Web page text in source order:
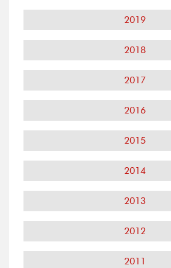
2019
2018
2017
2016
2015
2014
2013
2012
2011